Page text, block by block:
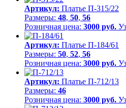
Артикул: Платье П-315/22
Размеры: 48, 50, 56
Розничная цена: 3000 руб.
Артикул: Платье П-184/61
Размеры: 50, 52, 56
Розничная цена: 3000 руб.
Артикул: Платье П-712/13
Размеры: 46
Розничная цена: 3000 руб.